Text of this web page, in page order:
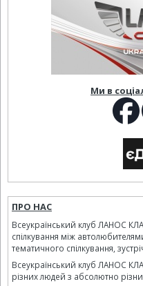
Ми в
ПРО НАС
Всеукраїнський клуб ЛАНОС
спілкування між
тематичного спілкування,
Всеукраїнський клуб ЛАНОС
різних людей з абсолютно